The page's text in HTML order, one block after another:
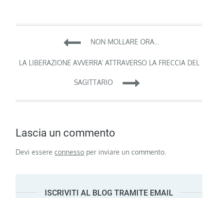
Navigazione
articoli
NON MOLLARE ORA…
LA LIBERAZIONE AVVERRA’ ATTRAVERSO LA FRECCIA DEL
SAGITTARIO
Lascia un commento
Devi essereconnesso per inviare un commento.
ISCRIVITI AL BLOG TRAMITE EMAIL